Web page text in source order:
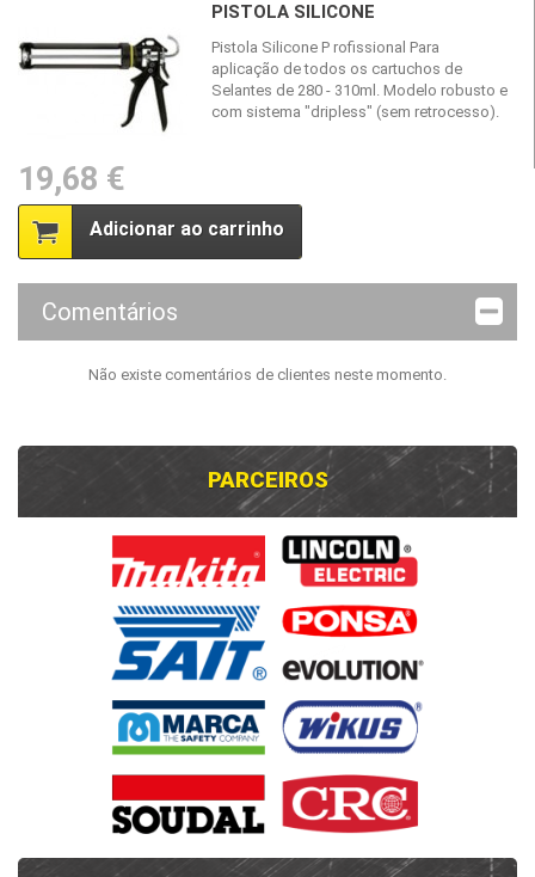
PISTOLA SILICONE
Pistola Silicone P rofissional Para
aplicação de todos os cartuchos de
Selantes de 280 - 310ml. Modelo robusto e
com sistema "dripless" (sem retrocesso).
19,68 €
Adicionar ao carrinho
Comentários
Não existe comentários de clientes neste momento.
PARCEIROS